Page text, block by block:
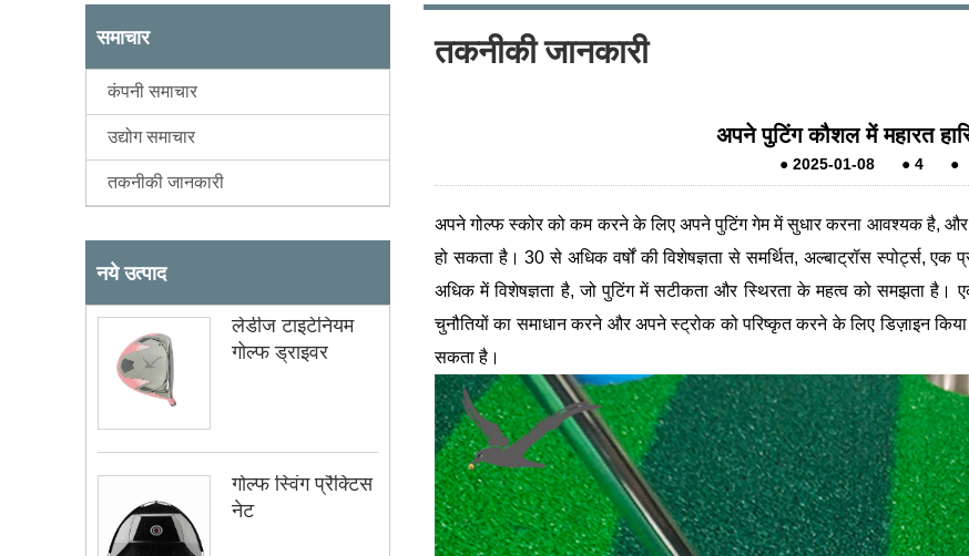
समाचार
कंपनी समाचार
उद्योग समाचार
तकनीकी जानकारी
नये उत्पाद
लेडीज टाइटेनियम
गोल्फ ड्राइवर
गोल्फ स्विंग प्रैक्टिस
नेट
तकनीकी जानकारी
अपने पुटिंग कौशल में महारत
● 2025-01-08 ● 4 ●
अपने गोल्फ स्कोर को कम करने के लिए अपने पुटिंग गेम में सुधार करना आवश्यक है, और
हो सकता है। 30 से अधिक वर्षों की विशेषज्ञता से समर्थित, अल्बाट्रॉस स्पोर्ट्स, एक
अधिक में विशेषज्ञता है, जो पुटिंग में सटीकता और स्थिरता के महत्व को समझता
चुनौतियों का समाधान करने और अपने स्ट्रोक को परिष्कृत करने के लिए डिज़ाइन
सकता है।